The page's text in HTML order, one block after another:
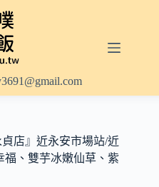
貞店』近永安市場站/近
福、雙芋冰嫩仙草、紫